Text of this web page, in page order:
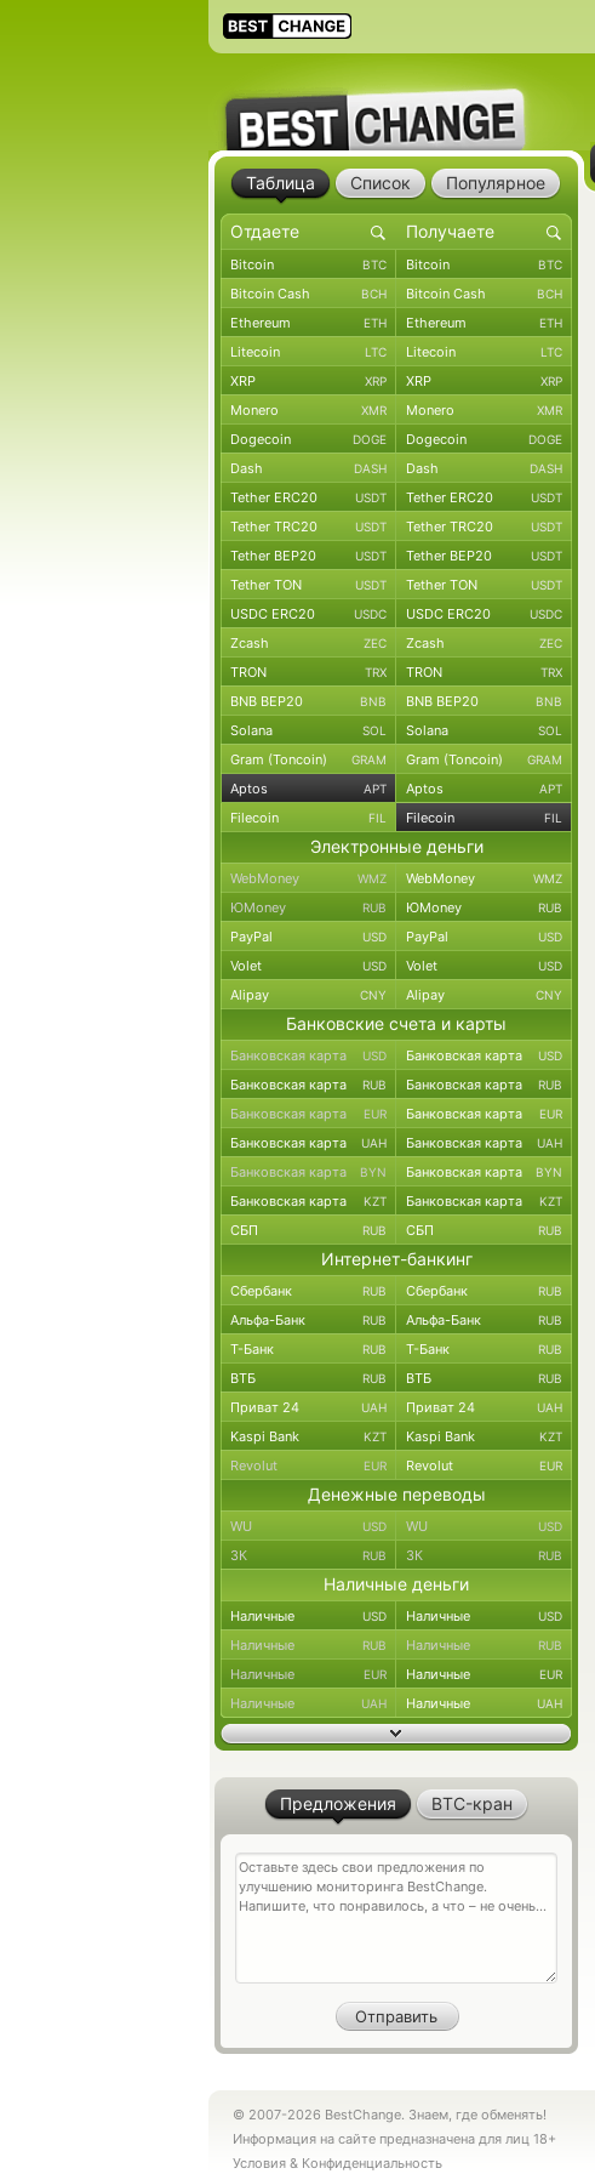
Таблица Список Популярное
Bitcoin BTC Bitcoin BTC
Bitcoin Cash BCH Bitcoin Cash BCH
Ethereum ETH Ethereum ETH
Litecoin LTC Litecoin LTC
XRP XRP XRP XRP
Monero XMR Monero XMR
Dogecoin DOGE Dogecoin DOGE
Dash DASH Dash DASH
Tether ERC20 USDT Tether ERC20 USDT
Tether TRC20 USDT Tether TRC20 USDT
Tether BEP20 USDT Tether BEP20 USDT
Tether TON USDT Tether TON USDT
USDC ERC20 USDC USDC ERC20 USDC
Zcash ZEC Zcash ZEC
TRON TRX TRON TRX
BNB BEP20 BNB BNB BEP20 BNB
Solana SOL Solana SOL
Gram (Toncoin) GRAM Gram (Toncoin) GRAM
Aptos APT Aptos APT
Filecoin FIL Filecoin FIL
Электронные деньги
WebMoney WMZ WebMoney WMZ
ЮMoney RUB ЮMoney RUB
PayPal USD PayPal USD
Volet USD Volet USD
Alipay CNY Alipay CNY
Банковские счета и карты
Банковская карта USD Банковская карта USD
Банковская карта RUB Банковская карта RUB
Банковская карта EUR Банковская карта EUR
Банковская карта UAH Банковская карта UAH
Банковская карта BYN Банковская карта BYN
Банковская карта KZT Банковская карта KZT
СБП RUB СБП RUB
Интернет-банкинг
Сбербанк RUB Сбербанк RUB
Альфа-Банк RUB Альфа-Банк RUB
Т-Банк RUB Т-Банк RUB
ВТБ RUB ВТБ RUB
Приват 24 UAH Приват 24 UAH
Kaspi Bank KZT Kaspi Bank KZT
Revolut EUR Revolut EUR
Денежные переводы
WU USD WU USD
ЗК RUB ЗК RUB
Наличные деньги
Наличные USD Наличные USD
Наличные RUB Наличные RUB
Наличные EUR Наличные EUR
Наличные UAH Наличные UAH
Предложения BTC-кран
© 2007-2026 BestChange. Знаем, где обменять!
Информация на сайте предназначена для лиц 18+
Условия & Конфиденциальность